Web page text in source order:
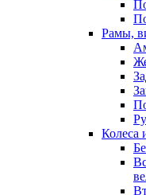
Рамы,
Колеса